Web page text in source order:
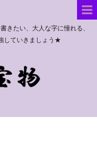
きたい、大人な字に憧れる、
していきましょう★